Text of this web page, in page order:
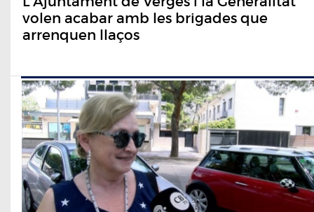
volen acabar amb les brigades que
arrenquen llaços